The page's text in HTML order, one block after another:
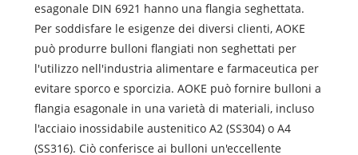
esagonale DIN 6921 hanno una flangia seghettata.
Per soddisfare le esigenze dei diversi clienti, AOKE
può produrre bulloni flangiati non seghettati per
l'utilizzo nell'industria alimentare e farmaceutica per
evitare sporco e sporcizia. AOKE può fornire bulloni a
flangia esagonale in una varietà di materiali, incluso
l'acciaio inossidabile austenitico A2 (SS304) o A4
(SS316). Ciò conferisce ai bulloni un'eccellente